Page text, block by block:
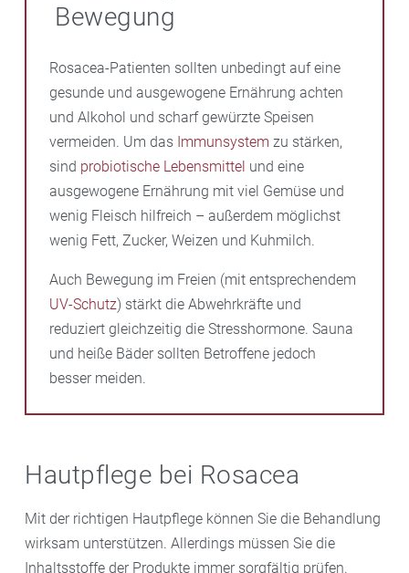
Bewegung
Rosacea-Patienten sollten unbedingt auf eine
gesunde und ausgewogene Ernährung achten
und Alkohol und scharf gewürzte Speisen
vermeiden. Um das Immunsystem zu stärken,
sind probiotische Lebensmittel und eine
ausgewogene Ernährung mit viel Gemüse und
wenig Fleisch hilfreich – außerdem möglichst
wenig Fett, Zucker, Weizen und Kuhmilch.
Auch Bewegung im Freien (mit entsprechendem
UV-Schutz) stärkt die Abwehrkräfte und
reduziert gleichzeitig die Stresshormone. Sauna
und heiße Bäder sollten Betroffene jedoch
besser meiden.
Hautpflege bei Rosacea
Mit der richtigen Hautpflege können Sie die Behandlung
wirksam unterstützen. Allerdings müssen Sie die
Inhaltsstoffe der Produkte immer sorgfältig prüfen.